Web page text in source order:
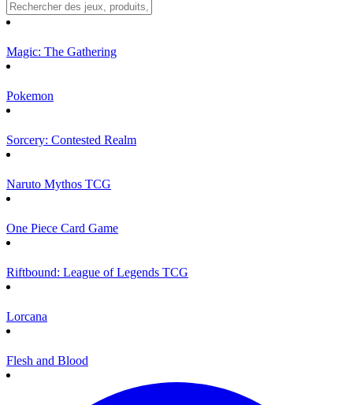
Magic: The Gathering
Pokemon
Sorcery: Contested Realm
Naruto Mythos TCG
One Piece Card Game
Riftbound: League of Legends TCG
Lorcana
Flesh and Blood